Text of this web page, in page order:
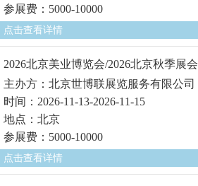
参展费：5000-10000
点击查看详情
2026北京美业博览会/2026北京秋季展会
主办方：北京世博联展览服务有限公司
时间：2026-11-13-2026-11-15
地点：北京
参展费：5000-10000
点击查看详情